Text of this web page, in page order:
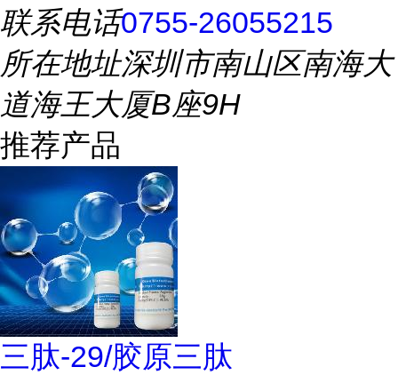
联系电话0755-26055215
所在地址深圳市南山区南海大
道海王大厦B座9H
推荐产品
三肽-29/胶原三肽